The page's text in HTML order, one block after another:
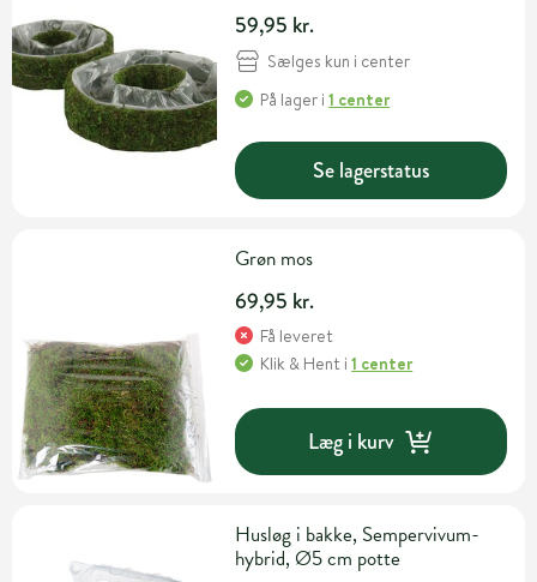
59,95 kr.
Sælges kun i center
På lager i1 center
Se lagerstatus
Grøn mos
69,95 kr.
Få leveret
Klik & Hent i1 center
Læg i kurv
Husløg i bakke, Sempervivum-
hybrid, Ø5 cm potte